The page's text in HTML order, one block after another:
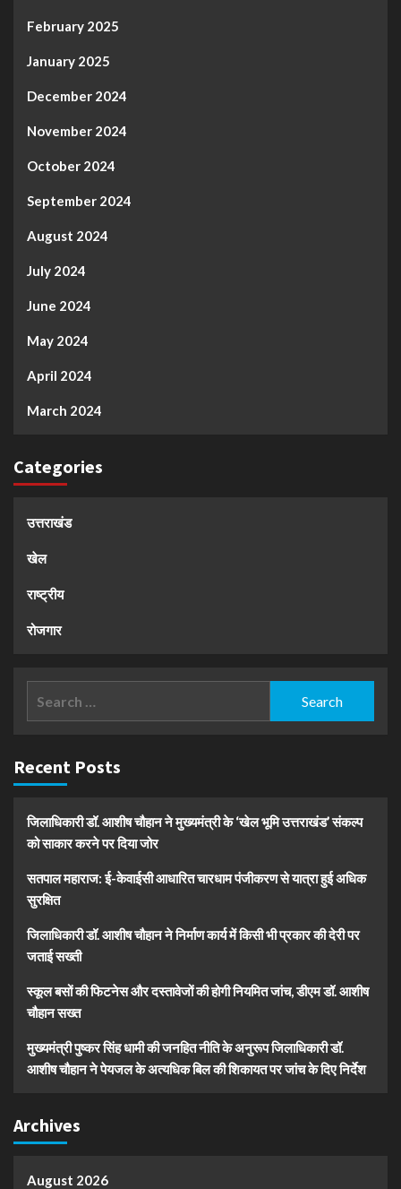
February 2025
January 2025
December 2024
November 2024
October 2024
September 2024
August 2024
July 2024
June 2024
May 2024
April 2024
March 2024
Categories
उत्तराखंड
खेल
राष्ट्रीय
रोजगार
Recent Posts
जिलाधिकारी डॉ. आशीष चौहान ने मुख्यमंत्री के ‘खेल भूमि उत्तराखंड’ संकल्प
को साकार करने पर दिया जोर
सतपाल महाराज: ई-केवाईसी आधारित चारधाम पंजीकरण से यात्रा हुई अधिक
सुरक्षित
जिलाधिकारी डॉ. आशीष चौहान ने निर्माण कार्य में किसी भी प्रकार की देरी पर
जताई सख्ती
स्कूल बसों की फिटनेस और दस्तावेजों की होगी नियमित जांच, डीएम डॉ. आशीष
चौहान सख्त
मुख्यमंत्री पुष्कर सिंह धामी की जनहित नीति के अनुरूप जिलाधिकारी डॉ.
आशीष चौहान ने पेयजल के अत्यधिक बिल की शिकायत पर जांच के दिए निर्देश
Archives
August 2026